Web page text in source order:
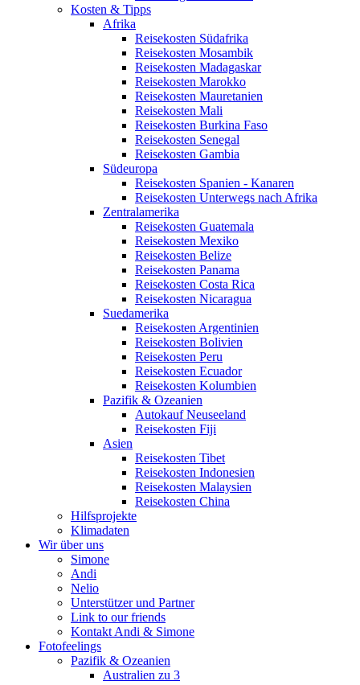
Kosten & Tipps
Afrika
Reisekosten Südafrika
Reisekosten Mosambik
Reisekosten Madagaskar
Reisekosten Marokko
Reisekosten Mauretanien
Reisekosten Mali
Reisekosten Burkina Faso
Reisekosten Senegal
Reisekosten Gambia
Südeuropa
Reisekosten Spanien - Kanaren
Reisekosten Unterwegs nach Afrika
Zentralamerika
Reisekosten Guatemala
Reisekosten Mexiko
Reisekosten Belize
Reisekosten Panama
Reisekosten Costa Rica
Reisekosten Nicaragua
Suedamerika
Reisekosten Argentinien
Reisekosten Bolivien
Reisekosten Peru
Reisekosten Ecuador
Reisekosten Kolumbien
Pazifik & Ozeanien
Autokauf Neuseeland
Reisekosten Fiji
Asien
Reisekosten Tibet
Reisekosten Indonesien
Reisekosten Malaysien
Reisekosten China
Hilfsprojekte
Klimadaten
Wir über uns
Simone
Andi
Nelio
Unterstützer und Partner
Link to our friends
Kontakt Andi & Simone
Fotofeelings
Pazifik & Ozeanien
Australien zu 3